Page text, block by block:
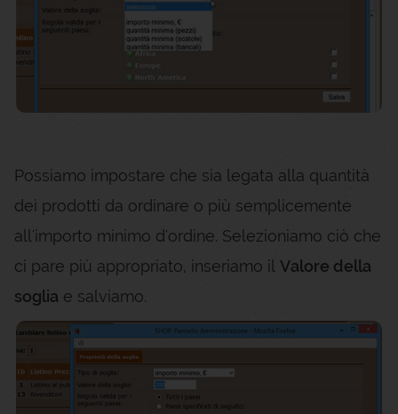
Possiamo impostare che sia legata alla quantità
dei prodotti da ordinare o più semplicemente
all'importo minimo d'ordine. Selezioniamo ciò che
ci pare più appropriato, inseriamo il Valore della
soglia e salviamo.